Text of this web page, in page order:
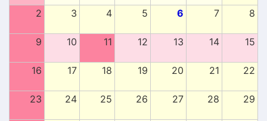
2 3 4 5 6 7 8
9 10 11 12 13 14 15
16 17 18 19 20 21 22
23 24 25 26 27 28 29